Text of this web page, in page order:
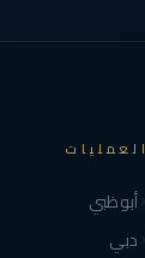
العمليات
أبوظبي
دبي